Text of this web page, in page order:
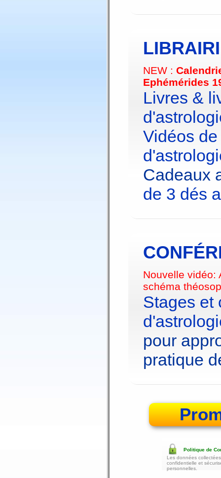
NEW :
Ephémérides
Livres &
Vidéos
Cadeaux
de 3 dés
Nouvelle vidéo:
schéma
Stages et
pour
pratique
Politique de
Les données
confidentielle et
personnelles.